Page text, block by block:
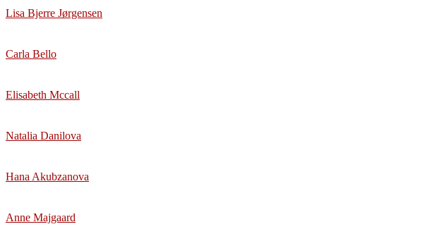
Lisa Bjerre Jørgensen
Carla Bello
Elisabeth Mccall
Natalia Danilova
Hana Akubzanova
Anne Majgaard